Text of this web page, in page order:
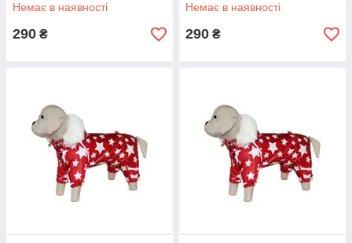
Немає в наявності
290 ₴
Немає в наявності
290 ₴